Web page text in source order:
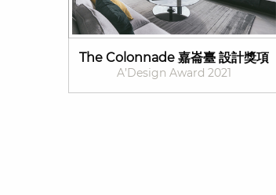
The Colonnade 嘉崙臺 設計獎項
A’Design Award 2021